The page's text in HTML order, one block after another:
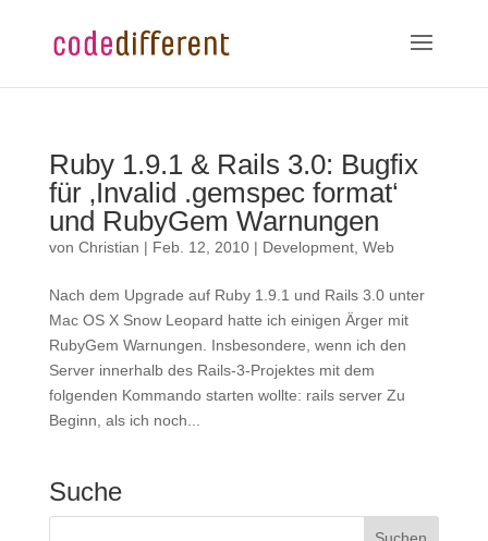
Ruby 1.9.1 & Rails 3.0: Bugfix
für ‚Invalid .gemspec format‘
und RubyGem Warnungen
von Christian | Feb. 12, 2010| Development, Web
Nach dem Upgrade auf Ruby 1.9.1 und Rails 3.0 unter
Mac OS X Snow Leopard hatte ich einigen Ärger mit
RubyGem Warnungen. Insbesondere, wenn ich den
Server innerhalb des Rails-3-Projektes mit dem
folgenden Kommando starten wollte: rails server Zu
Beginn, als ich noch...
Suche